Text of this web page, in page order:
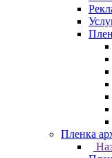
Пленка